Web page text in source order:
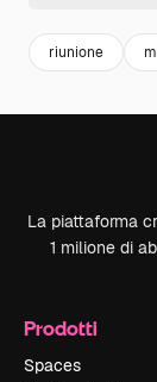
riunione
La piattaforma
1 milione di
Prodotti
Spaces